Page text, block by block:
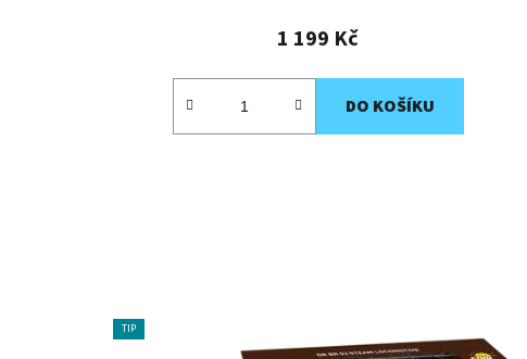
1 199 Kč
DO KOŠÍKU
TIP